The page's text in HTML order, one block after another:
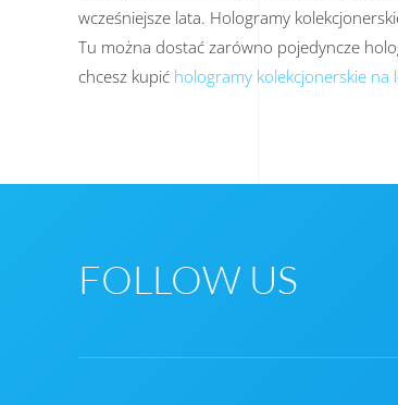
wcześniejsze lata. Hologramy
Tu można dostać zarówno pojedyncze
chcesz kupić hologramy kolekcjonerskie na
FOLLOW US